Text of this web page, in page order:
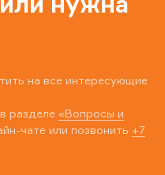
на все интересующие
разделе «Вопросы и
чате или позвонить +7